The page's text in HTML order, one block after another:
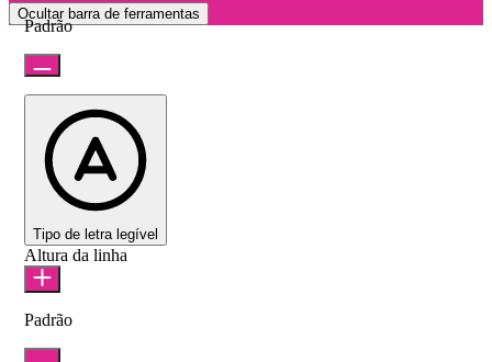
Ocultar barra de ferramentas
Padrão
Tipo de letra legível
Altura da linha
Padrão